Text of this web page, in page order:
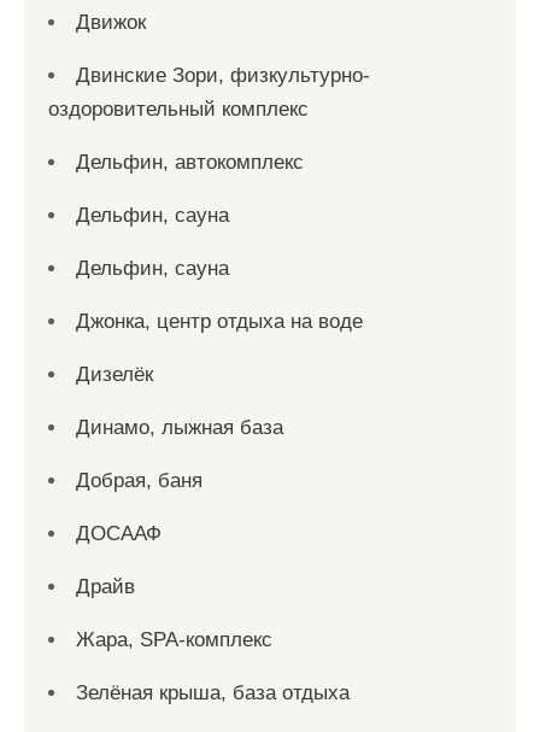
Движок
Двинские Зори, физкультурно-
оздоровительный комплекс
Дельфин, автокомплекс
Дельфин, сауна
Дельфин, сауна
Джонка, центр отдыха на воде
Дизелёк
Динамо, лыжная база
Добрая, баня
ДОСААФ
Драйв
Жара, SPA-комплекс
Зелёная крыша, база отдыха